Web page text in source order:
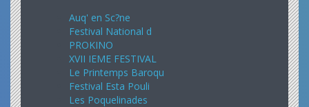
Auq' en Sc?ne
Festival National d
PROKINO
XVII IEME FESTIVAL
Le Printemps Baroqu
Festival Esta Pouli
Les Poquelinades